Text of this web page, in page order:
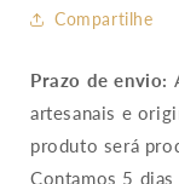
Compartilhe
Prazo de envio:
artesanais e
produto será
Contamos 5